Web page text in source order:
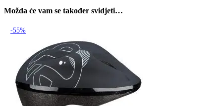
Možda će vam se također svidjeti…
-55%